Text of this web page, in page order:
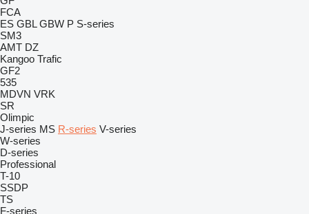
FCA
ES GBL GBW P S-series
SM3
AMT DZ
Kangoo Trafic
GF2
535
MDVN VRK
SR
Olimpic
J-series MS R-series V-series
W-series
D-series
Professional
T-10
SSDP
TS
F-series